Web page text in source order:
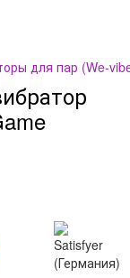
для пар (We-